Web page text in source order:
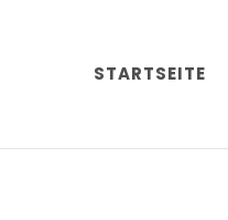
STARTSEITE